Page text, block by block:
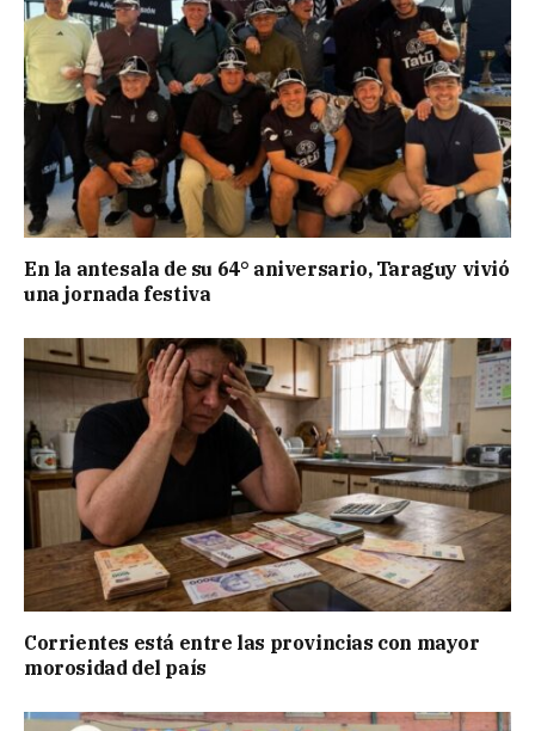
En la antesala de su 64° aniversario, Taraguy vivió
una jornada festiva
Corrientes está entre las provincias con mayor
morosidad del país